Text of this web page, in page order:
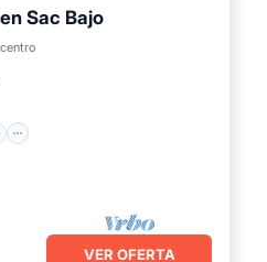
Sac Bajo
Desayuno
VER OFERTA